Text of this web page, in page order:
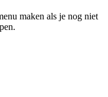
maken als je nog niet